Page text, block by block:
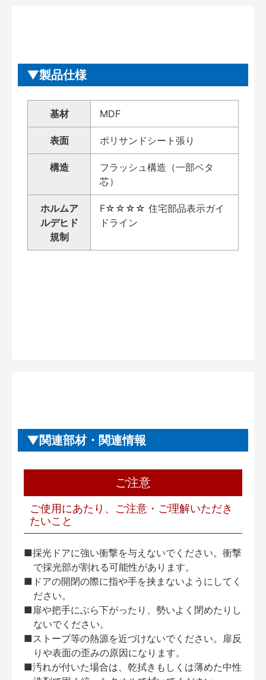
製品仕様
基材 MDF
表面 ポリサンドシート張り
構造
フラッシュ構造（一部ベタ
芯）
ホルムア
ルデヒド
規制
F☆☆☆☆ 住宅部品表示ガイ
ドライン
関連部材・関連情報
ご注意
ご使用にあたり、ご注意・ご理解いただき
たいこと
■採光ドアに強い衝撃を与えないでください。衝撃
で採光部が割れる可能性があります。
■ドアの開閉の際に指や手を挟まないようにしてく
ださい。
■扉や把手にぶら下がったり、勢いよく閉めたりし
ないでください。
■ストーブ等の熱源を近づけないでください。扉反
りや表面の歪みの原因になります。
■汚れが付いた場合は、乾拭きもしくは薄めた中性